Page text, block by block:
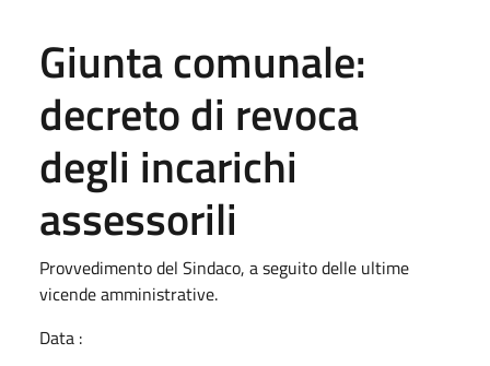
Giunta comunale:
decreto di revoca
degli incarichi
assessorili
Provvedimento del Sindaco, a seguito delle ultime
vicende amministrative.
Data :